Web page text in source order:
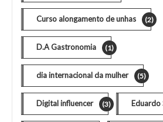
Curso alongamento de unhas (2)
D.A Gastronomia (1)
dia internacional da mulher (5)
Digital influencer (3) Eduardo